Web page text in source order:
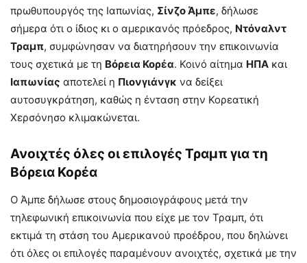
πρωθυπουργός της Ιαπωνίας, Σίνζο Άμπε, δήλωσε
σήμερα ότι ο ίδιος κι ο αμερικανός πρόεδρος, Ντόναλντ
Τραμπ, συμφώνησαν να διατηρήσουν την επικοινωνία
τους σχετικά με τη Βόρεια Κορέα. Κοινό αίτημα ΗΠΑ και
Ιαπωνίας αποτελεί η Πιονγιάνγκ να δείξει
αυτοσυγκράτηση, καθώς η ένταση στην Κορεατική
Χερσόνησο κλιμακώνεται.
Ανοιχτές όλες οι επιλογές Τραμπ για τη
Βόρεια Κορέα
Ο Άμπε δήλωσε στους δημοσιογράφους μετά την
τηλεφωνική επικοινωνία που είχε με τον Τραμπ, ότι
εκτιμά τη στάση του Αμερικανού προέδρου, που δηλώνει
ότι όλες οι επιλογές παραμένουν ανοιχτές, σχετικά με την